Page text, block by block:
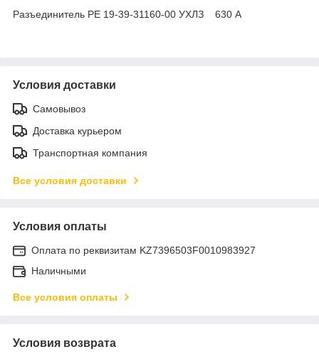
Разъединитель РЕ 19-39-31160-00 УХЛЗ 630 А
Условия доставки
Самовывоз
Доставка курьером
Транспортная компания
Все условия доставки
Условия оплаты
Оплата по реквизитам KZ7396503F0010983927
Наличными
Все условия оплаты
Условия возврата